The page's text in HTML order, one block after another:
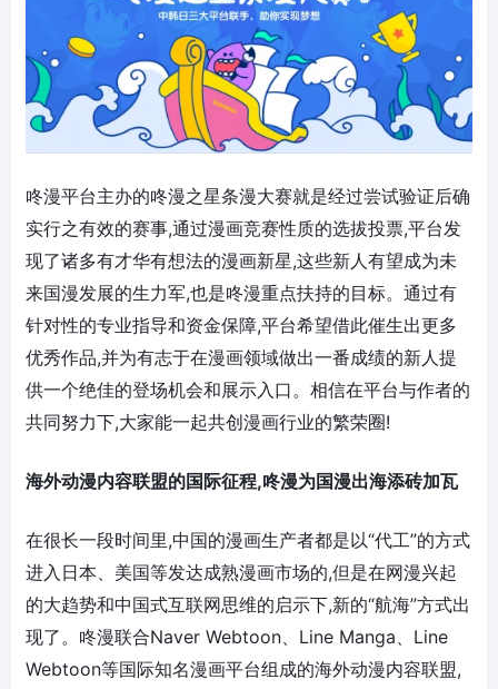
咚漫平台主办的咚漫之星条漫大赛就是经过尝试验证后确
实行之有效的赛事,通过漫画竞赛性质的选拔投票,平台发
现了诸多有才华有想法的漫画新星,这些新人有望成为未
来国漫发展的生力军,也是咚漫重点扶持的目标。通过有
针对性的专业指导和资金保障,平台希望借此催生出更多
优秀作品,并为有志于在漫画领域做出一番成绩的新人提
供一个绝佳的登场机会和展示入口。相信在平台与作者的
共同努力下,大家能一起共创漫画行业的繁荣圈!
海外动漫内容联盟的国际征程,咚漫为国漫出海添砖加瓦
在很长一段时间里,中国的漫画生产者都是以“代工”的方式
进入日本、美国等发达成熟漫画市场的,但是在网漫兴起
的大趋势和中国式互联网思维的启示下,新的“航海”方式出
现了。咚漫联合Naver Webtoon、Line Manga、Line
Webtoon等国际知名漫画平台组成的海外动漫内容联盟,